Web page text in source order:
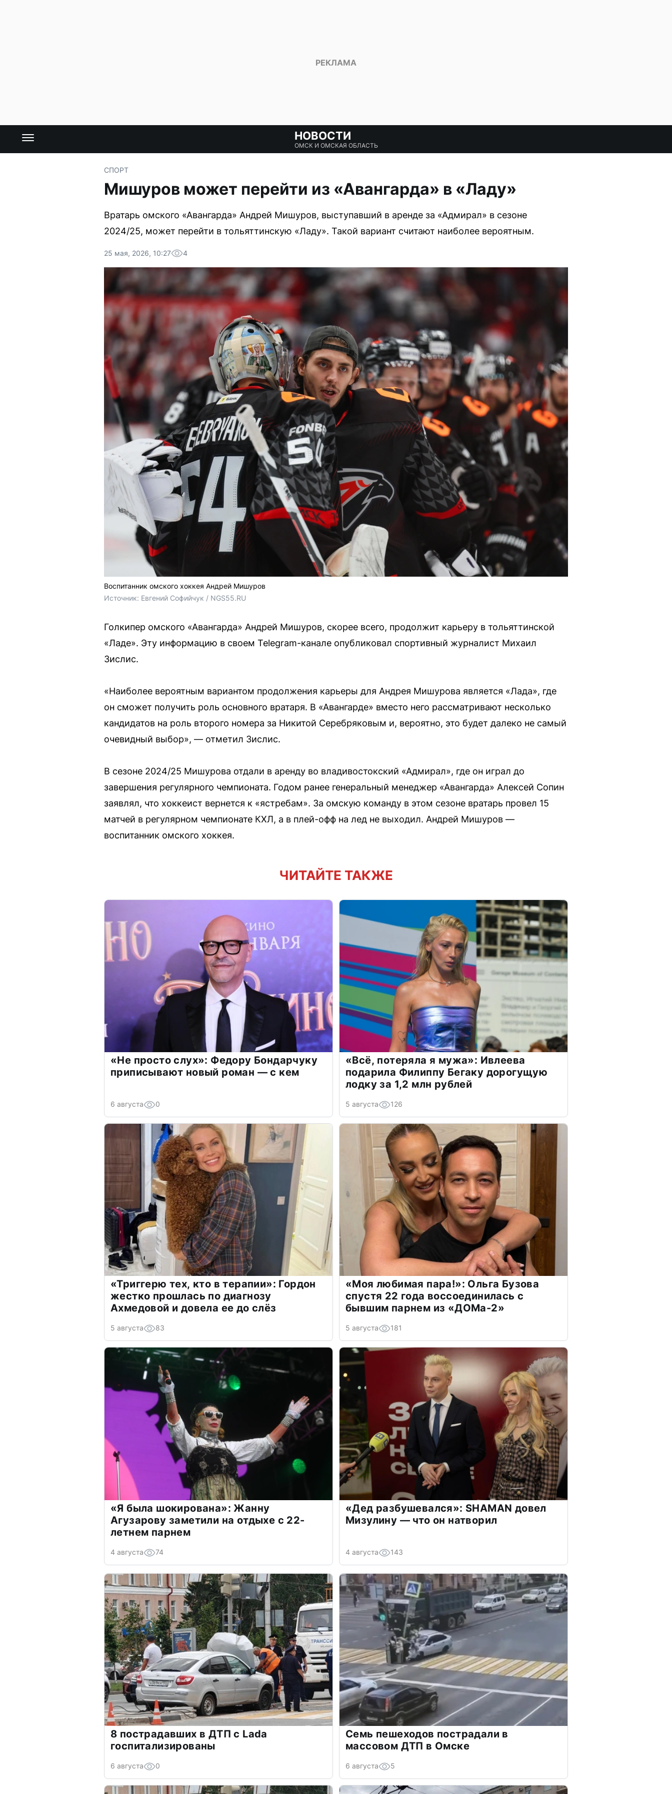
НОВОСТИ
ОМСК И ОМСКАЯ ОБЛАСТЬ
СПОРТ
Мишуров может перейти из «Авангарда» в «Ладу»
Вратарь омского «Авангарда» Андрей Мишуров, выступавший в аренде за «Адмирал» в сезоне
2024/25, может перейти в тольяттинскую «Ладу». Такой вариант считают наиболее вероятным.
25 мая, 2026, 10:27 4
Воспитанник омского хоккея Андрей Мишуров
Источник: Евгений Софийчук / NGS55.RU
Голкипер омского «Авангарда» Андрей Мишуров, скорее всего, продолжит карьеру в тольяттинской
«Ладе». Эту информацию в своем Telegram-канале опубликовал спортивный журналист Михаил
Зислис.
«Наиболее вероятным вариантом продолжения карьеры для Андрея Мишурова является «Лада», где
он сможет получить роль основного вратаря. В «Авангарде» вместо него рассматривают несколько
кандидатов на роль второго номера за Никитой Серебряковым и, вероятно, это будет далеко не самый
очевидный выбор», — отметил Зислис.
В сезоне 2024/25 Мишурова отдали в аренду во владивостокский «Адмирал», где он играл до
завершения регулярного чемпионата. Годом ранее генеральный менеджер «Авангарда» Алексей Сопин
заявлял, что хоккеист вернется к «ястребам». За омскую команду в этом сезоне вратарь провел 15
матчей в регулярном чемпионате КХЛ, а в плей-офф на лед не выходил. Андрей Мишуров —
воспитанник омского хоккея.
ЧИТАЙТЕ ТАКЖЕ
«Не просто слух»: Федору Бондарчуку
приписывают новый роман — с кем
6 августа 0
«Всё, потеряла я мужа»: Ивлеева
подарила Филиппу Бегаку дорогущую
лодку за 1,2 млн рублей
5 августа 126
«Триггерю тех, кто в терапии»: Гордон
жестко прошлась по диагнозу
Ахмедовой и довела ее до слёз
5 августа 83
«Моя любимая пара!»: Ольга Бузова
спустя 22 года воссоединилась с
бывшим парнем из «ДОМа-2»
5 августа 181
«Я была шокирована»: Жанну
Агузарову заметили на отдыхе с 22-
летнем парнем
4 августа 74
«Дед разбушевался»: SHAMAN довел
Мизулину — что он натворил
4 августа 143
8 пострадавших в ДТП с Lada
госпитализированы
6 августа 0
Семь пешеходов пострадали в
массовом ДТП в Омске
6 августа 5